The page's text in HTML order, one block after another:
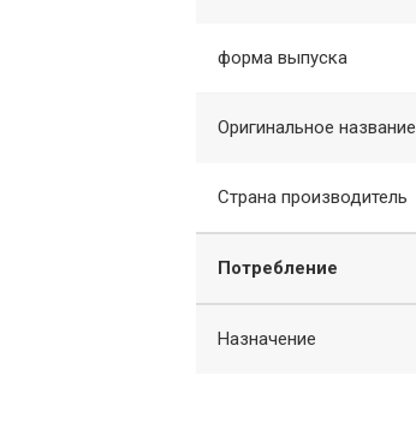
форма выпуска
Оригинальное название
Страна производитель
Потребление
Назначение